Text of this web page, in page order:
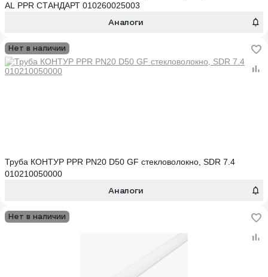
AL PPR СТАНДАРТ 010260025003
Аналоги
Нет в наличии
Труба КОНТУР PPR PN20 D50 GF стекловолокно, SDR 7.4
010210050000
Аналоги
Нет в наличии